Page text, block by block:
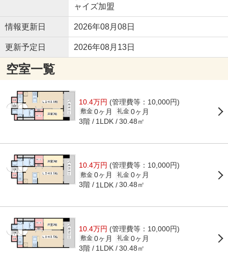
ャイズ加盟
情報更新日 2026年08月08日
更新予定日 2026年08月13日
空室一覧
10.4万円 (管理費等：10,000円)
敷金 0ヶ月 礼金 0ヶ月
3階 1LDK 30.48㎡
10.4万円 (管理費等：10,000円)
敷金 0ヶ月 礼金 0ヶ月
3階 1LDK 30.48㎡
10.4万円 (管理費等：10,000円)
敷金 0ヶ月 礼金 0ヶ月
3階 1LDK 30.48㎡